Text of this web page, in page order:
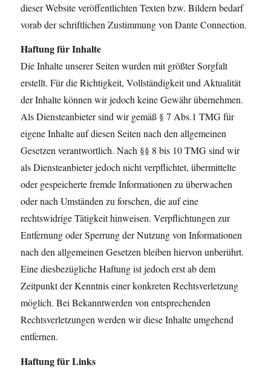
dieser Website veröffentlichten Texten bzw. Bildern bedarf
vorab der schriftlichen Zustimmung von Dante Connection.
Haftung für Inhalte
Die Inhalte unserer Seiten wurden mit größter Sorgfalt
erstellt. Für die Richtigkeit, Vollständigkeit und Aktualität
der Inhalte können wir jedoch keine Gewähr übernehmen.
Als Diensteanbieter sind wir gemäß § 7 Abs.1 TMG für
eigene Inhalte auf diesen Seiten nach den allgemeinen
Gesetzen verantwortlich. Nach §§ 8 bis 10 TMG sind wir
als Diensteanbieter jedoch nicht verpflichtet, übermittelte
oder gespeicherte fremde Informationen zu überwachen
oder nach Umständen zu forschen, die auf eine
rechtswidrige Tätigkeit hinweisen. Verpflichtungen zur
Entfernung oder Sperrung der Nutzung von Informationen
nach den allgemeinen Gesetzen bleiben hiervon unberührt.
Eine diesbezügliche Haftung ist jedoch erst ab dem
Zeitpunkt der Kenntnis einer konkreten Rechtsverletzung
möglich. Bei Bekanntwerden von entsprechenden
Rechtsverletzungen werden wir diese Inhalte umgehend
entfernen.
Haftung für Links